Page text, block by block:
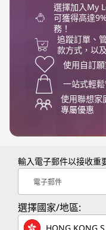
選擇加入My
可獲得高達
務！
追蹤訂單、
款方式，以
使用自訂
一站式輕
使用聯想家
專屬優惠
輸入電子郵件以接收重
電子郵件
選擇國家/地區:
HONG KONG